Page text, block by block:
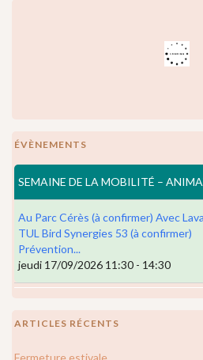
ÉVÈNEMENTS
SEMAINE DE LA MOBILITÉ –
Au Parc Cérès (à confirmer) Avec
TUL Bird Synergies 53 (à confirmer)
Prévention...
jeudi 17/09/2026 11:30 - 14:30
ARTICLES RÉCENTS
Fermeture estivale